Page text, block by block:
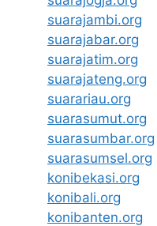
suarajambi.org
suarajabar.org
suarajatim.org
suarajateng.org
suarariau.org
suarasumut.org
suarasumbar.org
suarasumsel.org
konibekasi.org
konibali.org
konibanten.org